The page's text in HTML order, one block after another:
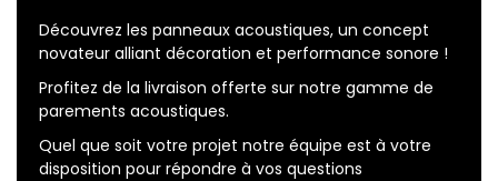
Découvrez les panneaux acoustiques, un concept
novateur alliant décoration et performance sonore !
Profitez de la livraison offerte sur notre gamme de
parements acoustiques.
Quel que soit votre projet notre équipe est à votre
disposition pour répondre à vos questions